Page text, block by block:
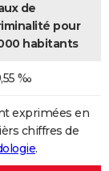
de
pour
habitants
‰
exprimées en
chiffres de
.